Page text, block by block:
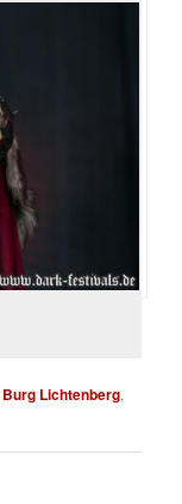
Burg Lichtenberg,